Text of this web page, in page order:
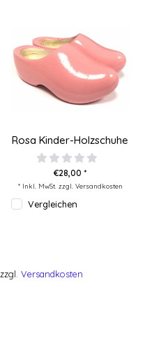
Rosa Kinder-Holzschuhe
€28,00 *
* Inkl. MwSt. zzgl. Versandkosten
Vergleichen
zzgl. Versandkosten